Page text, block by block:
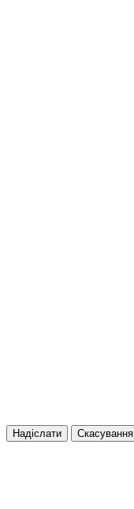
Надіслати Скасування